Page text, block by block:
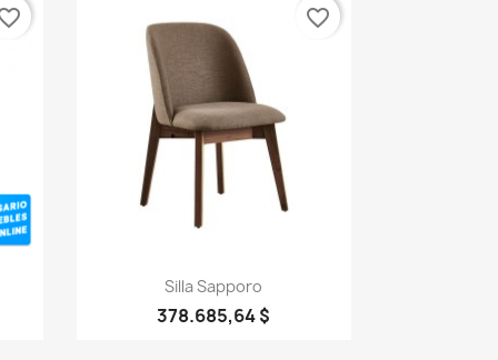
Vista rápida
Silla Sapporo
378.685,64 $
favorite_border